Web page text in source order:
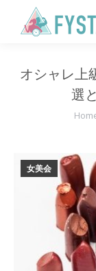
オシャレ上
選
You
女美会